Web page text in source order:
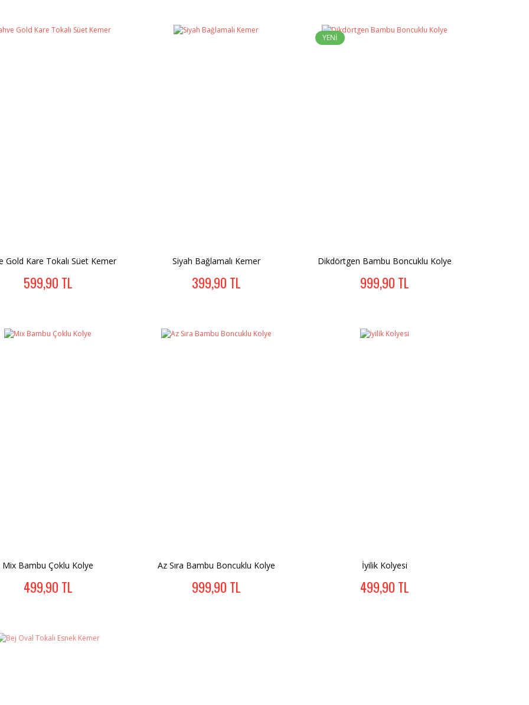
Gold Kare Tokalı Süet Kemer
599,90 TL
Siyah Bağlamalı Kemer
399,90 TL
YENİ
Dikdörtgen Bambu Boncuklu Kolye
999,90 TL
Mix Bambu Çoklu Kolye
499,90 TL
Az Sıra Bambu Boncuklu Kolye
999,90 TL
İyilik Kolyesi
499,90 TL